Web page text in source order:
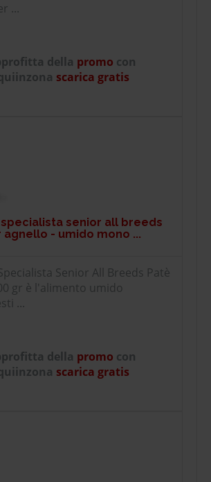
...
della promo con
scarica gratis
senior all breeds
agnello - umido mono ...
Senior All Breeds Patè
gr è l'alimento umido
...
della promo con
scarica gratis